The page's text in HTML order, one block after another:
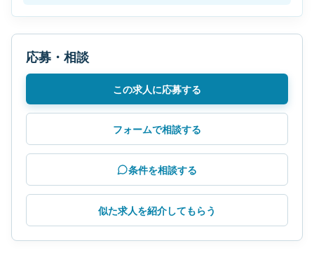
応募・相談
この求人に応募する
フォームで相談する
条件を相談する
似た求人を紹介してもらう